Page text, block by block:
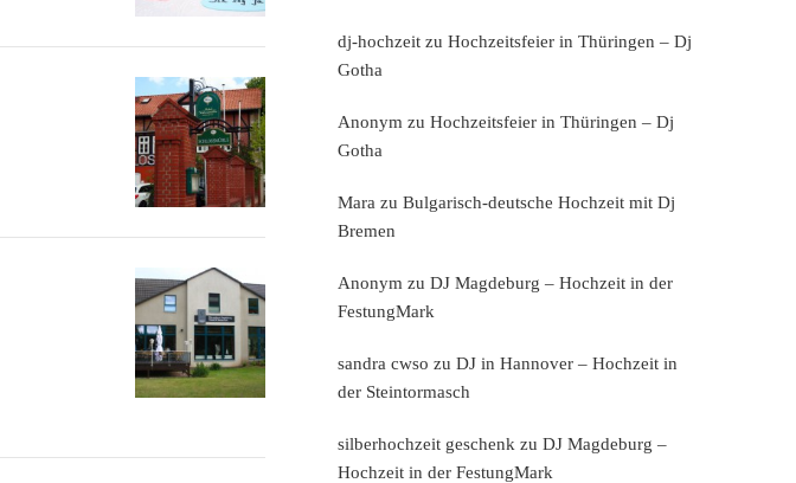
dj-hochzeit zu Hochzeitsfeier in Thüringen – Dj
Gotha
Anonym zu Hochzeitsfeier in Thüringen – Dj
Gotha
Mara zu Bulgarisch-deutsche Hochzeit mit Dj
Bremen
Anonym zu DJ Magdeburg – Hochzeit in der
FestungMark
sandra cwso zu DJ in Hannover – Hochzeit in
der Steintormasch
silberhochzeit geschenk zu DJ Magdeburg –
Hochzeit in der FestungMark